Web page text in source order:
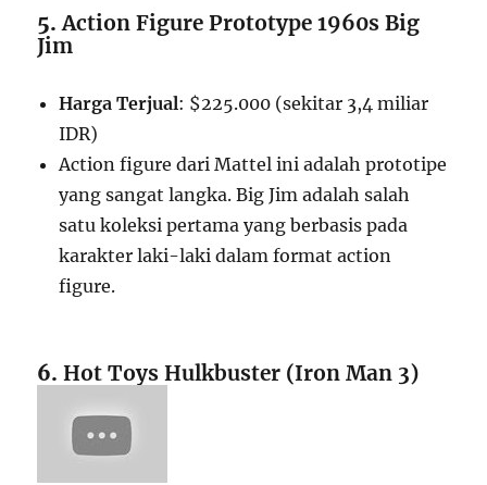
5.Action Figure Prototype 1960s Big
Jim
Harga Terjual: $225.000 (sekitar 3,4 miliar
IDR)
Action figure dari Mattel ini adalah prototipe
yang sangat langka. Big Jim adalah salah
satu koleksi pertama yang berbasis pada
karakter laki-laki dalam format action
figure.
6.Hot Toys Hulkbuster (Iron Man 3)